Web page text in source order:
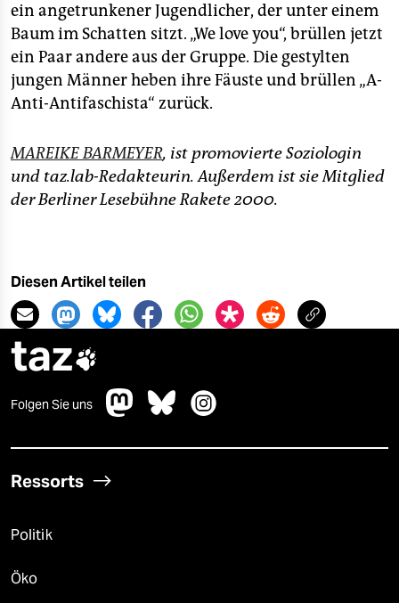
ein angetrunkener Jugendlicher, der unter einem
Baum im Schatten sitzt. „We love you“, brüllen jetzt
ein Paar andere aus der Gruppe. Die gestylten
jungen Männer heben ihre Fäuste und brüllen „A-
Anti-Antifaschista“ zurück.
MAREIKE BARMEYER, ist promovierte Soziologin
und taz.lab-Redakteurin. Außerdem ist sie Mitglied
der Berliner Lesebühne Rakete 2000.
Diesen Artikel teilen
taz
Folgen Sie uns
Ressorts
Politik
Öko